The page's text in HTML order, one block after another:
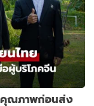
คุณภาพก่อนส่ง